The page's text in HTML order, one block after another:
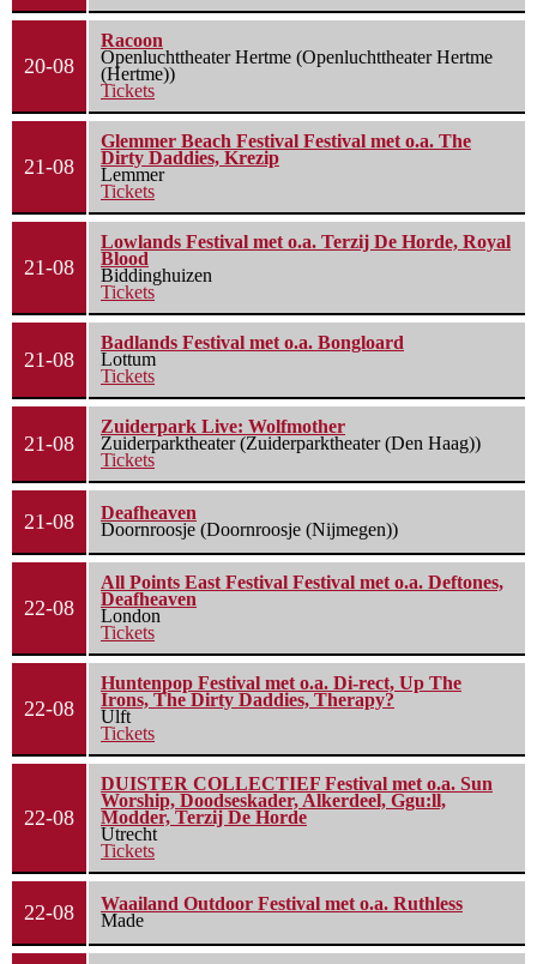
20-08
Racoon
Openluchttheater Hertme (Openluchttheater Hertme
(Hertme))
Tickets
21-08
Glemmer Beach Festival Festival met o.a. The
Dirty Daddies, Krezip
Lemmer
Tickets
21-08
Lowlands Festival met o.a. Terzij De Horde, Royal
Blood
Biddinghuizen
Tickets
21-08
Badlands Festival met o.a. Bongloard
Lottum
Tickets
21-08
Zuiderpark Live: Wolfmother
Zuiderparktheater (Zuiderparktheater (Den Haag))
Tickets
21-08
Deafheaven
Doornroosje (Doornroosje (Nijmegen))
22-08
All Points East Festival Festival met o.a. Deftones,
Deafheaven
London
Tickets
22-08
Huntenpop Festival met o.a. Di-rect, Up The
Irons, The Dirty Daddies, Therapy?
Ulft
Tickets
22-08
DUISTER COLLECTIEF Festival met o.a. Sun
Worship, Doodseskader, Alkerdeel, Ggu:ll,
Modder, Terzij De Horde
Utrecht
Tickets
22-08
Waailand Outdoor Festival met o.a. Ruthless
Made